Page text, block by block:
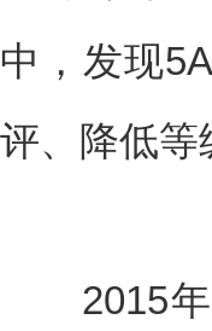
中，发现
评、降低等
2015年